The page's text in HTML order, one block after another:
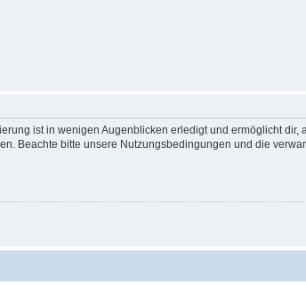
ist in wenigen Augenblicken erledigt und ermöglicht
Beachte bitte unsere Nutzungsbedingungen und die